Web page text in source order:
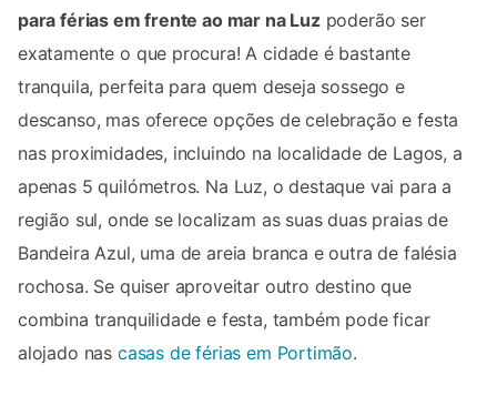
para férias em frente ao mar na Luzpoderão ser
exatamente o que procura! A cidade é bastante
tranquila, perfeita para quem deseja sossego e
descanso, mas oferece opções de celebração e festa
nas proximidades, incluindo na localidade de Lagos, a
apenas 5 quilómetros. Na Luz, o destaque vai para a
região sul, onde se localizam as suas duas praias de
Bandeira Azul, uma de areia branca e outra de falésia
rochosa. Se quiser aproveitar outro destino que
combina tranquilidade e festa, também pode ficar
alojado nas casas de férias em Portimão.